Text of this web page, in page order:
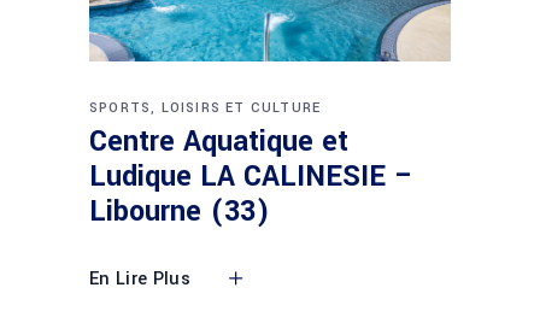
SPORTS, LOISIRS ET CULTURE
Centre Aquatique et
Ludique LA CALINESIE –
Libourne (33)
En Lire Plus